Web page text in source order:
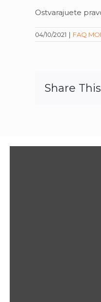
Ostvarajuete
04/10/2021 | FAQ
Share